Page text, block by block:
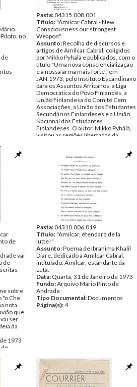
no
de
Pasta:04315.008.001
Título:"Amilcar Cabral - New
Consciousness our strongest
Weapon"
Assunto:Recolha de discursos e
artigos de Amílcar Cabral, coligidos
por Mikko Pyhälä e publicados, com o
título "Uma nova consciencialização
é a nossa arma mais forte", em
JAN.1973, pelo Instituto Escandinavo
para os Assuntos Africanos, a Liga
Democrática do Povo Finlandês, a
União Finlandesa do Comité Cem
Associações, a União dos Estudantes
Secundários Finlandeses e a União
Nacional dos Estudantes
Finlandeses. O autor, Mikko Pyhälä,
visitou as regiões libertadas da
delegação enviada pela União
Internacional de Estudantes.
Janeiro de 1973
Arquivo Mário Pinto de
Tipo Documental:Documentos
Página(s):70
de
vai
de
sobre
"o Che
nota
que
ser
da
1973
de
Pasta:04310.006.019
Título:"Amilcar, étendard de la
lutte!"
Assunto:Poema de Ibrahima Khalil
Diare, dedicado a Amílcar Cabral,
intitulado: Amílcar, estandarte da
Luta.
Data: Quarta, 31 de Janeiro de 1973
Fundo:Arquivo Mário Pinto de
Andrade
Tipo Documental:Documentos
Página(s):4